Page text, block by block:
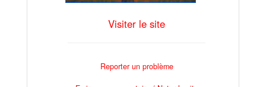
Visiter le site
Reporter un problème